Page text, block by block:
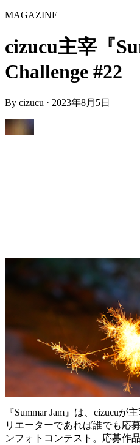
MAGAZINE
cizucu主宰『
Challenge #22
By cizucu · 2023年8月5日
『Summar Jam』は、cizucuが
リエーターであれば誰でも応
ンフォトコンテスト。応募作